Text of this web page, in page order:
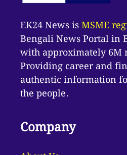
EK24 News isMSME
Bengali News Portal in
with approximately 6M
Providing career and
authentic information
the people.
Company